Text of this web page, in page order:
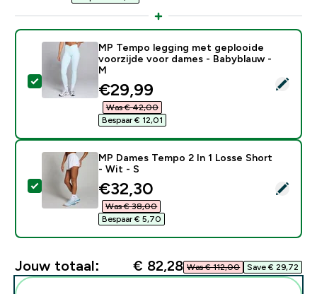
Selecteer dit product - MP Tempo legging met
MP Tempo legging met geplooide
voorzijde voor dames - Babyblauw -
M
discounted price
€29,99‎
Was € 42,00‎
Bespaar € 12,01‎
Selecteer dit product - MP Dames Tempo 2 In 1
MP Dames Tempo 2 In 1 Losse Short
- Wit - S
discounted price
€32,30‎
Was € 38,00‎
Bespaar € 5,70‎
Jouw totaal: € 82,28‎ Was € 112,00‎ Save € 29,72‎